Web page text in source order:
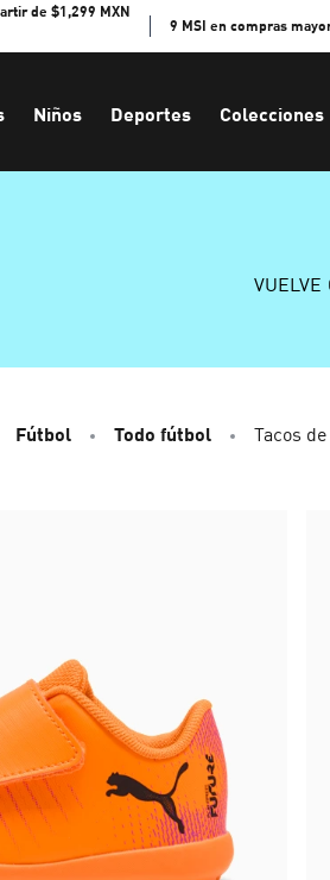
de $1,299 MXN
9 MSI en compras
Niños Deportes Colecciones
VUELVE
Fútbol Todo fútbol Tacos